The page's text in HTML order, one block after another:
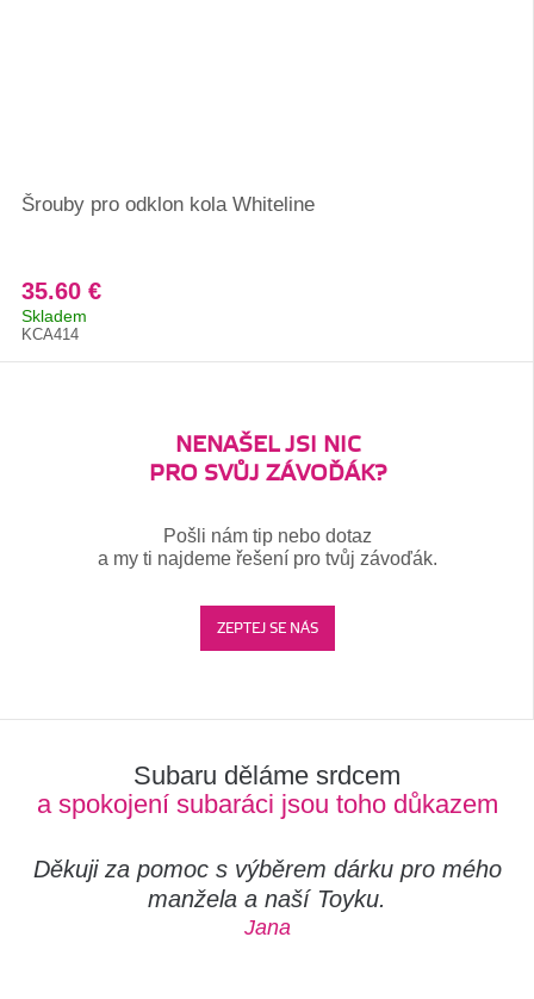
Šrouby pro odklon kola Whiteline
35.60 €
Skladem
KCA414
NENAŠEL JSI NIC
PRO SVŮJ ZÁVOĎÁK?
Pošli nám tip nebo dotaz
a my ti najdeme řešení pro tvůj závoďák.
ZEPTEJ SE NÁS
Subaru děláme srdcem
a spokojení subaráci jsou toho důkazem
Děkuji za pomoc s výběrem dárku pro mého
manžela a naší Toyku.
Jana